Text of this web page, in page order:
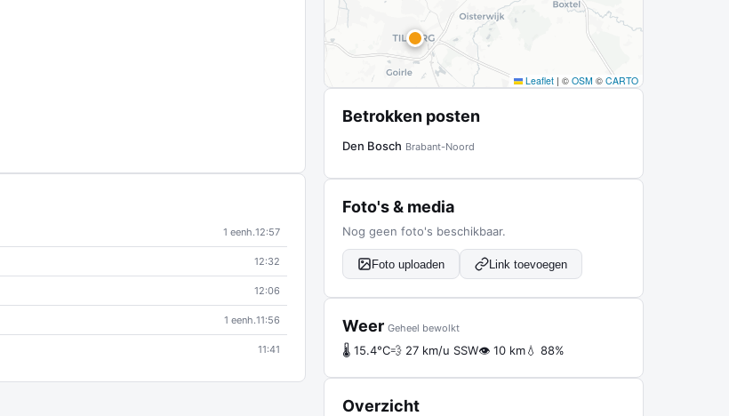
1 eenh.12:57
12:32
12:06
1 eenh.11:56
11:41
Leaflet | © OSM © CARTO
Betrokken posten
Den Bosch Brabant-Noord
Foto's & media
Nog geen foto's beschikbaar.
Foto uploaden Link toevoegen
Weer Geheel bewolkt
🌡 15.4°C💨 27 km/u SSW👁 10 km💧 88%
Overzicht